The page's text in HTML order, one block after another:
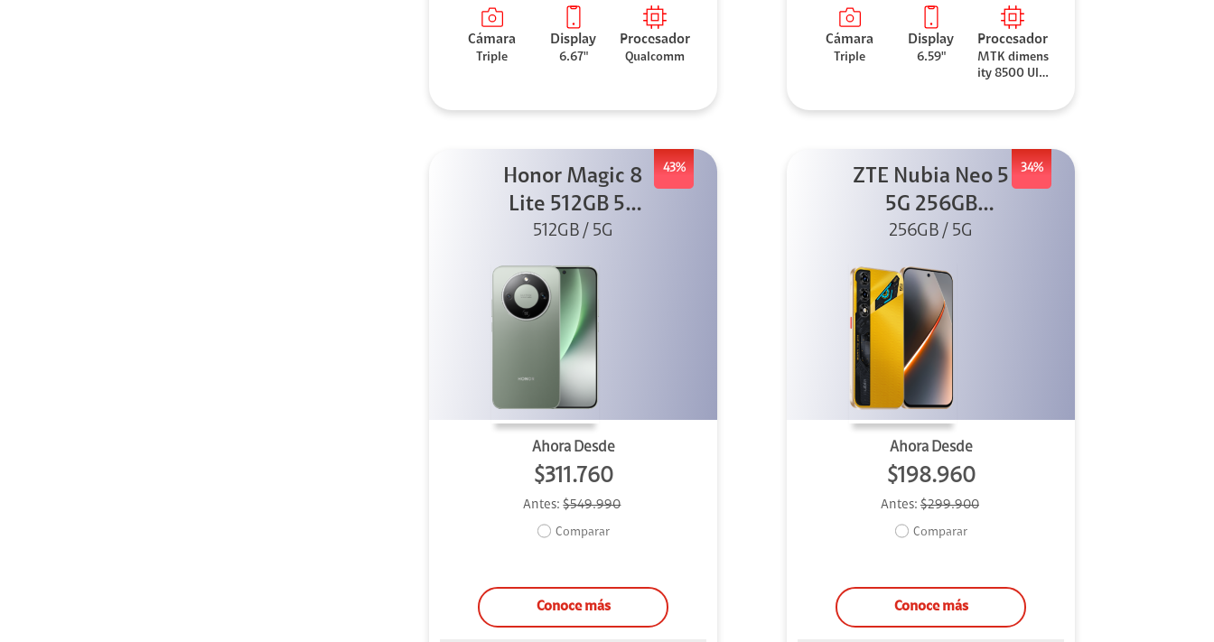
Cámara
Triple
Display
6.67"
Procesador
Qualcomm
Cámara
Triple
Display
6.59"
Procesador
MTK dimens
ity 8500 Ultr
43%
Honor Magic 8
Lite 512GB 5G
Verde
512GB / 5G
Ahora Desde
$311.760
Antes:$549.990
Comparar
Conoce más
34%
ZTE Nubia Neo 5
5G 256GB
Dorado
256GB / 5G
Ahora Desde
$198.960
Antes: $299.900
Comparar
Conoce más